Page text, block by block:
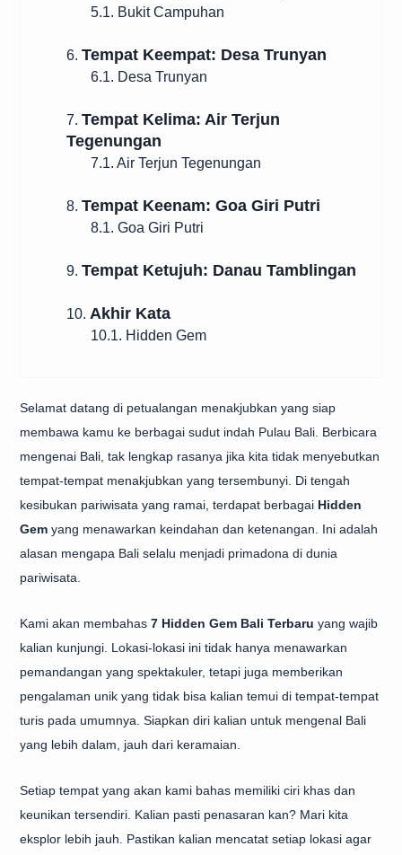
5.1. Bukit Campuhan
6. Tempat Keempat: Desa Trunyan
6.1. Desa Trunyan
7. Tempat Kelima: Air Terjun
Tegenungan
7.1. Air Terjun Tegenungan
8. Tempat Keenam: Goa Giri Putri
8.1. Goa Giri Putri
9. Tempat Ketujuh: Danau Tamblingan
10. Akhir Kata
10.1. Hidden Gem
Selamat datang di petualangan menakjubkan yang siap
membawa kamu ke berbagai sudut indah Pulau Bali. Berbicara
mengenai Bali, tak lengkap rasanya jika kita tidak menyebutkan
tempat-tempat menakjubkan yang tersembunyi. Di tengah
kesibukan pariwisata yang ramai, terdapat berbagai Hidden
Gem yang menawarkan keindahan dan ketenangan. Ini adalah
alasan mengapa Bali selalu menjadi primadona di dunia
pariwisata.
Kami akan membahas 7 Hidden Gem Bali Terbaru yang wajib
kalian kunjungi. Lokasi-lokasi ini tidak hanya menawarkan
pemandangan yang spektakuler, tetapi juga memberikan
pengalaman unik yang tidak bisa kalian temui di tempat-tempat
turis pada umumnya. Siapkan diri kalian untuk mengenal Bali
yang lebih dalam, jauh dari keramaian.
Setiap tempat yang akan kami bahas memiliki ciri khas dan
keunikan tersendiri. Kalian pasti penasaran kan? Mari kita
eksplor lebih jauh. Pastikan kalian mencatat setiap lokasi agar